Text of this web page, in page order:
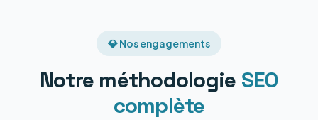
💎 Nos engagements
Notre méthodologie SEO
complète